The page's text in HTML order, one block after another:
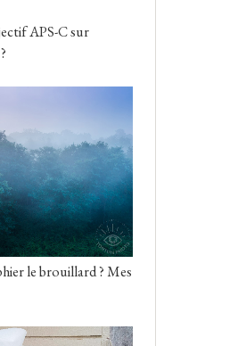
APS-C sur
le brouillard ? Mes